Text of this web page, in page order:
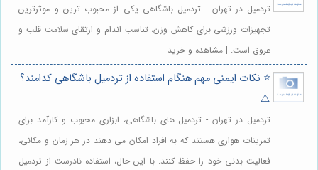
تردمیل در تهران - تردمیل باشگاهی یکی از محبوب ترین و موثرترین
تجهیزات ورزشی برای کاهش وزن، تناسب اندام و ارتقای سلامت قلب و
عروق است. | مشاهده و خرید
⭐️ نکات ایمنی مهم هنگام استفاده از تردمیل باشگاهی کدامند؟
⚠️
تردمیل در تهران - تردمیل های باشگاهی، ابزاری محبوب و کارآمد برای
تمرینات هوازی هستند که به افراد امکان می دهند در هر زمان و مکانی،
فعالیت بدنی خود را حفظ کنند. با این حال، استفاده نادرست از تردمیل